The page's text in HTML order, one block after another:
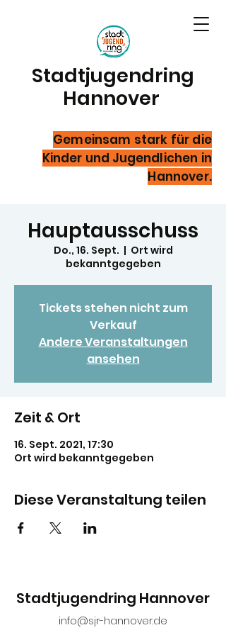
Stadtjugendring
Hannover
Gemeinsam stark für die
Kinder und Jugendlichen in
Hannover.
Hauptausschuss
Do., 16. Sept.
  |
Ort wird
bekanntgegeben
Tickets stehen nicht zum
Verkauf
Andere Veranstaltungen
ansehen
Zeit & Ort
16. Sept. 2021, 17:30
Ort wird bekanntgegeben
Diese Veranstaltung teilen
Stadtjugendring Hannover
info@sjr-hannover.de